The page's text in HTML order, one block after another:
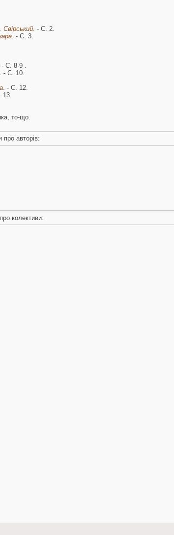
Свірський. - С. 2.
. - С. 3.
- С. 8-9 .
. - С. 10.
. - С. 12.
13.
то-що.
про авторів:
колективи: